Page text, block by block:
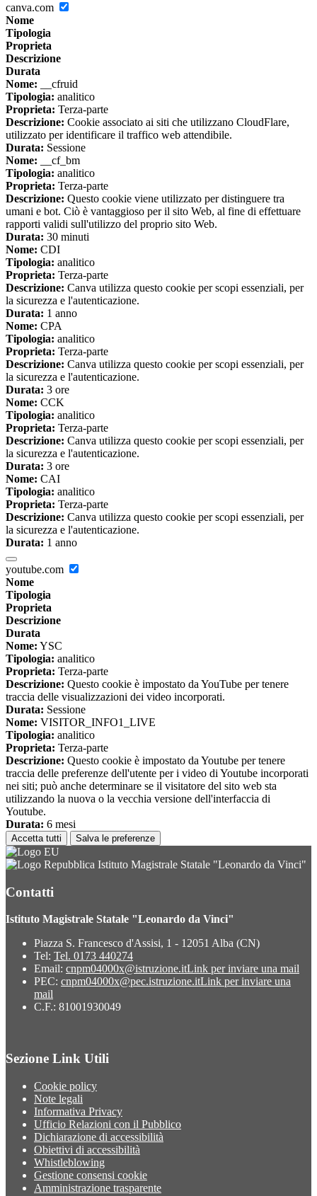
canva.com
Nome
Tipologia
Proprieta
Descrizione
Durata
Nome: __cfruid
Tipologia: analitico
Proprieta: Terza-parte
Descrizione: Cookie associato ai siti che utilizzano CloudFlare,
utilizzato per identificare il traffico web attendibile.
Durata: Sessione
Nome: __cf_bm
Tipologia: analitico
Proprieta: Terza-parte
Descrizione: Questo cookie viene utilizzato per distinguere tra
umani e bot. Ciò è vantaggioso per il sito Web, al fine di effettuare
rapporti validi sull'utilizzo del proprio sito Web.
Durata: 30 minuti
Nome: CDI
Tipologia: analitico
Proprieta: Terza-parte
Descrizione: Canva utilizza questo cookie per scopi essenziali, per
la sicurezza e l'autenticazione.
Durata: 1 anno
Nome: CPA
Tipologia: analitico
Proprieta: Terza-parte
Descrizione: Canva utilizza questo cookie per scopi essenziali, per
la sicurezza e l'autenticazione.
Durata: 3 ore
Nome: CCK
Tipologia: analitico
Proprieta: Terza-parte
Descrizione: Canva utilizza questo cookie per scopi essenziali, per
la sicurezza e l'autenticazione.
Durata: 3 ore
Nome: CAI
Tipologia: analitico
Proprieta: Terza-parte
Descrizione: Canva utilizza questo cookie per scopi essenziali, per
la sicurezza e l'autenticazione.
Durata: 1 anno
youtube.com
Nome
Tipologia
Proprieta
Descrizione
Durata
Nome: YSC
Tipologia: analitico
Proprieta: Terza-parte
Descrizione: Questo cookie è impostato da YouTube per tenere
traccia delle visualizzazioni dei video incorporati.
Durata: Sessione
Nome: VISITOR_INFO1_LIVE
Tipologia: analitico
Proprieta: Terza-parte
Descrizione: Questo cookie è impostato da Youtube per tenere
traccia delle preferenze dell'utente per i video di Youtube incorporati
nei siti; può anche determinare se il visitatore del sito web sta
utilizzando la nuova o la vecchia versione dell'interfaccia di
Youtube.
Durata: 6 mesi
Accetta tutti Salva le preferenze
Istituto Magistrale Statale "Leonardo da Vinci"
Contatti
Istituto Magistrale Statale "Leonardo da Vinci"
Piazza S. Francesco d'Assisi, 1 - 12051 Alba (CN)
Tel: Tel. 0173 440274
Email: cnpm04000x@istruzione.itLink per inviare una mail
PEC: cnpm04000x@pec.istruzione.itLink per inviare una
mail
C.F.: 81001930049
Sezione Link Utili
Cookie policy
Note legali
Informativa Privacy
Ufficio Relazioni con il Pubblico
Dichiarazione di accessibilità
Obiettivi di accessibilità
Whistleblowing
Gestione consensi cookie
Amministrazione trasparente